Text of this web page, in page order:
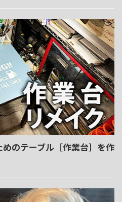
めのテーブル［作業台］を作